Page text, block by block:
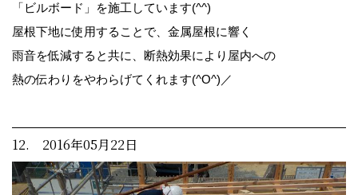
「ビルボード」を施工しています(^^)
屋根下地に使用することで、金属屋根に響く
雨音を低減すると共に、断熱効果により屋内への
熱の伝わりをやわらげてくれます(^O^)／
12. 2016年05月22日